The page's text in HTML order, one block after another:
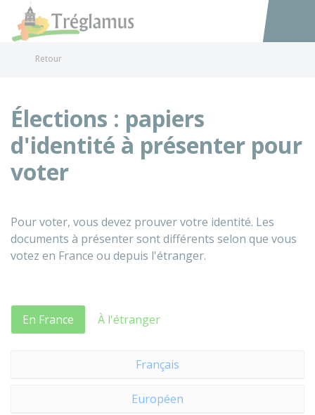
Accéder
Retour
Élections : papiers
d'identité à présenter pour
voter
Pour voter, vous devez prouver votre identité. Les
documents à présenter sont différents selon que vous
votez en France ou depuis l'étranger.
En France À l'étranger
Français
Européen